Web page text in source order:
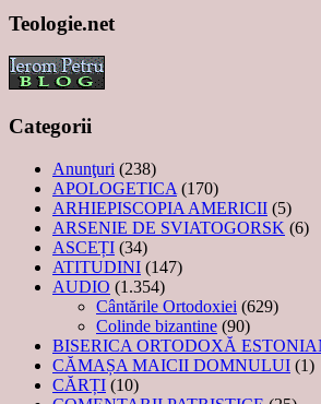
Teologie.net
Categorii
Anunţuri (238)
APOLOGETICA (170)
ARHIEPISCOPIA AMERICII (5)
ARSENIE DE SVIATOGORSK (6)
ASCEȚI (34)
ATITUDINI (147)
AUDIO (1.354)
Cântările Ortodoxiei (629)
Colinde bizantine (90)
BISERICA ORTODOXĂ
CĂMAȘA MAICII DOMNULUI (1)
CĂRȚI (10)